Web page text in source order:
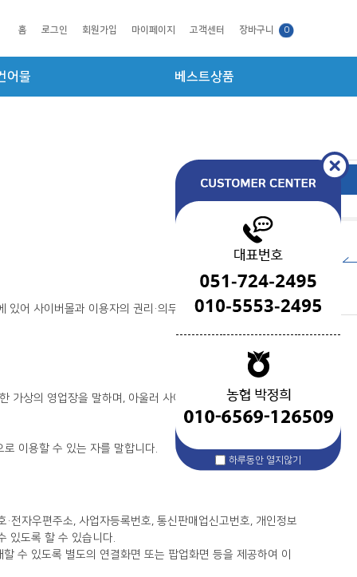
하루동안 열지않기
홈 로그인 회원가입 마이페이지 고객센터 장바구니 0
어물 베스트상품
이용할 수 있는 자를 말합니다.
있도록 할 수 있습니다.